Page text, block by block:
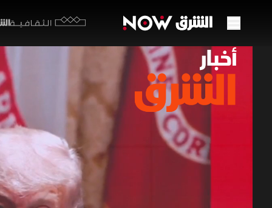
الثقافية
29 مايو 2026
أخبار
تزامنا
عسكرية
روسية على